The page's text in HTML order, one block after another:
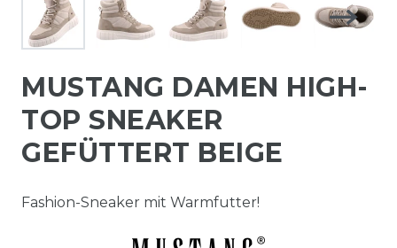
MUSTANG DAMEN HIGH-
TOP SNEAKER
GEFÜTTERT BEIGE
Fashion-Sneaker mit Warmfutter!